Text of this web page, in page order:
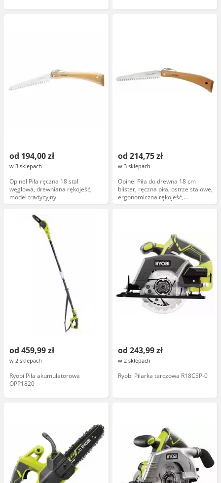
od 194,00 zł
w 3 sklepach
Opinel Piła ręczna 18 stal
węglowa, drewniana rękojeść,
model tradycyjny
od 214,75 zł
w 3 sklepach
Opinel Piła do drewna 18 cm
blister, ręczna piła, ostrze stalowe,
ergonomiczna rękojeść,
opakowanie blister
od 459,99 zł
w 2 sklepach
Ryobi Piła akumulatorowa
OPP1820
od 243,99 zł
w 2 sklepach
Ryobi Pilarka tarczowa R18CSP-0